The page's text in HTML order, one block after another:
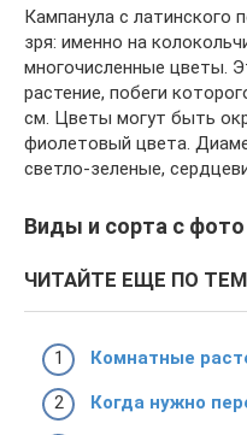
Кампанула с латинского
зря: именно на
многочисленные цветы.
растение, побеги
см. Цветы могут быть
фиолетовый цвета.
светло-зеленые,
Виды и сорта с фото
ЧИТАЙТЕ ЕЩЕ ПО
Комнатные
Когда нужно